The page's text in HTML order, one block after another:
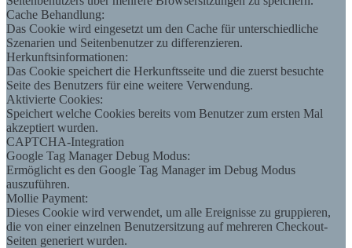
Cache Behandlung:
Das Cookie wird eingesetzt um den Cache für unterschiedliche
Szenarien und Seitenbenutzer zu differenzieren.
Herkunftsinformationen:
Das Cookie speichert die Herkunftsseite und die zuerst besuchte
Seite des Benutzers für eine weitere Verwendung.
Aktivierte Cookies:
Speichert welche Cookies bereits vom Benutzer zum ersten Mal
akzeptiert wurden.
CAPTCHA-Integration
Google Tag Manager Debug Modus:
Ermöglicht es den Google Tag Manager im Debug Modus
auszuführen.
Mollie Payment:
Dieses Cookie wird verwendet, um alle Ereignisse zu gruppieren,
die von einer einzelnen Benutzersitzung auf mehreren Checkout-
Seiten generiert wurden.